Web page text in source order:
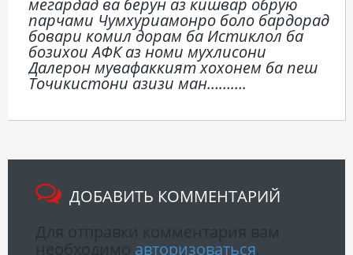
парчами Чумхуриамонро боло бардорад
бовари комил дорам ба Истиклол ба
бозихои АФК аз номи мухлисони
Далерон мувафаккият хохонем ба пеш
Точикистони азизи ман……….
ДОБАВИТЬ КОММЕНТАРИЙ
авторизоваться